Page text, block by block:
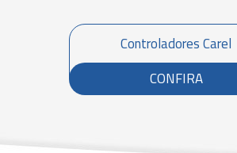
Controladores Carel
CONFIRA